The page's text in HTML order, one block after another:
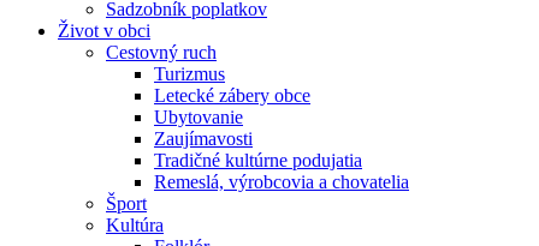
Sadzobník poplatkov
Život v obci
Cestovný ruch
Turizmus
Letecké zábery obce
Ubytovanie
Zaujímavosti
Tradičné kultúrne podujatia
Remeslá, výrobcovia a chovatelia
Šport
Kultúra